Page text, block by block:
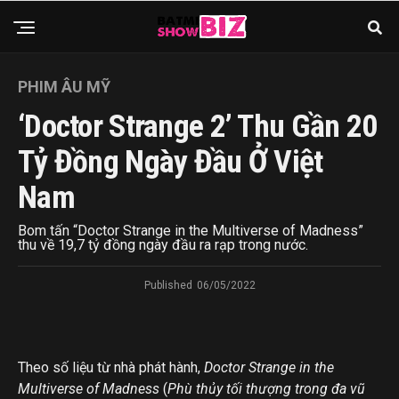
PHIM ÂU MỸ
‘Doctor Strange 2’ Thu Gần 20
Tỷ Đồng Ngày Đầu Ở Việt
Nam
Bom tấn “Doctor Strange in the Multiverse of Madness”
thu về 19,7 tỷ đồng ngày đầu ra rạp trong nước.
Published 06/05/2022
Theo số liệu từ nhà phát hành, Doctor Strange in the
Multiverse of Madness (Phù thủy tối thượng trong đa vũ